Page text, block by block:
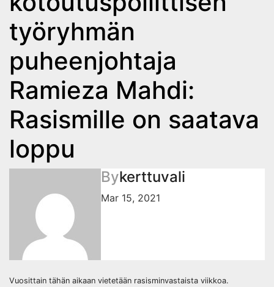
työryhmän
puheenjohtaja
Ramieza Mahdi:
Rasismille on saatava
loppu
Bykerttuvali
Mar 15, 2021
Vuosittain tähän aikaan vietetään rasisminvastaista viikkoa.